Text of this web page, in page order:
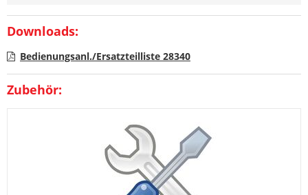
Downloads:
Bedienungsanl./Ersatzteilliste 28340
Zubehör: